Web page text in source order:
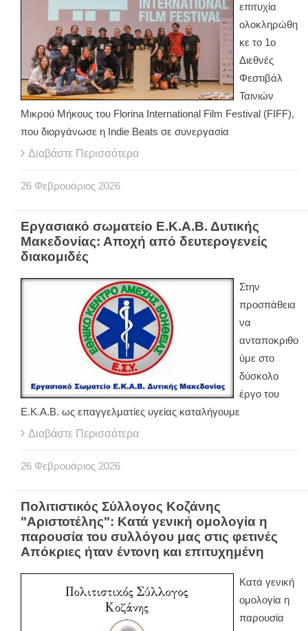
επιτυχία
ολοκληρώθη
κε το 1ο
Διεθνές
Φεστιβάλ
Ταινιών
Μικρού Μήκους του Florina International Film Festival (FIFF),
που διοργάνωσε η Indie Beats σε συνεργασία
Διαβάστε Περισσότερα
26 Φεβρουάριος 2026
Εργασιακό σωματείο Ε.Κ.Α.Β. Δυτικής
Μακεδονίας: Αποχή από δευτερογενείς
διακομιδές
Στην
προσπάθεια
να
ανταποκριθο
ύμε στο
δύσκολο
έργο του
Ε.Κ.Α.Β. ως επαγγελματίες υγείας καταλήγουμε
Διαβάστε Περισσότερα
26 Φεβρουάριος 2026
Πολιτιστικός Σύλλογος Κοζάνης
"Αριστοτέλης": Κατά γενική ομολογία η
παρουσία του συλλόγου μας στις φετινές
Απόκριες ήταν έντονη και επιτυχημένη
Κατά γενική
ομολογία η
παρουσία